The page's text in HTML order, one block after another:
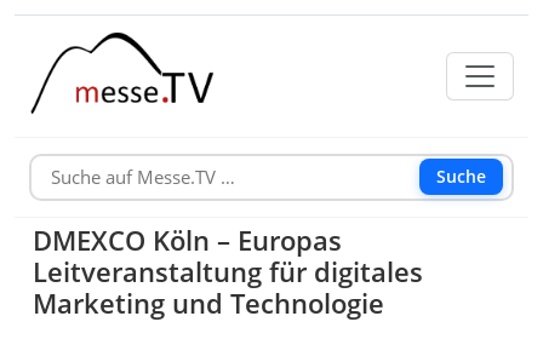
Suche
DMEXCO Köln – Europas
Leitveranstaltung für digitales
Marketing und Technologie